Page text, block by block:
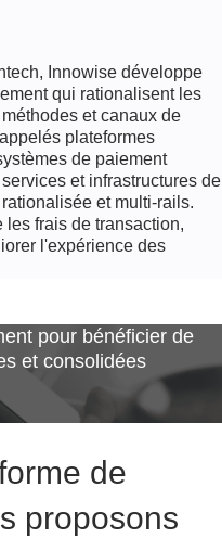
Innowise développe
qui rationalisent les
et canaux de
plateformes
de paiement
et infrastructures de
et multi-rails.
les frais de transaction,
l'expérience des
pour bénéficier de
et consolidées
de
proposons